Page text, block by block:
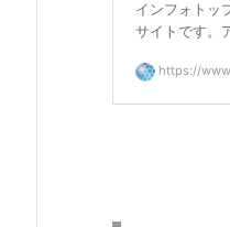
インフォトッ
サイトです。
https://